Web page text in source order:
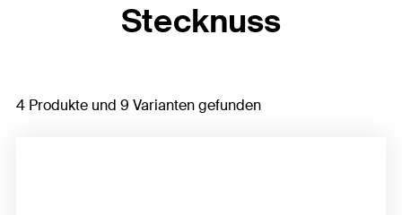
Stecknuss
4 Produkte und 9 Varianten gefunden